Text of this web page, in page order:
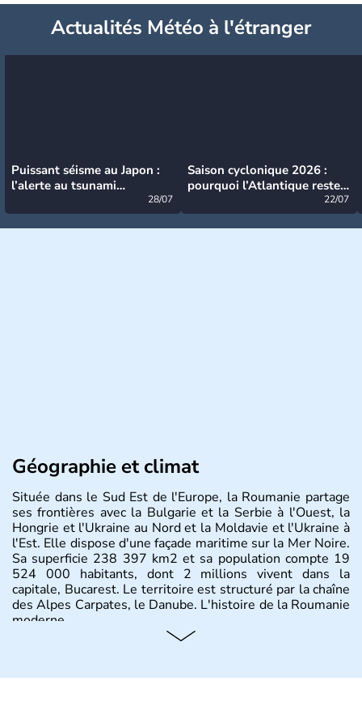
Actualités Météo à l'étranger
Puissant séisme au Japon :
l’alerte au tsunami
28/07
Saison cyclonique 2026 :
pourquoi l’Atlantique reste
22/07
Géographie et climat
Située dans le Sud Est de l'Europe, la Roumanie partage
ses frontières avec la Bulgarie et la Serbie à l'Ouest, la
Hongrie et l'Ukraine au Nord et la Moldavie et l'Ukraine à
l'Est. Elle dispose d'une façade maritime sur la Mer Noire.
Sa superficie 238 397 km2 et sa population compte 19
524 000 habitants, dont 2 millions vivent dans la
capitale, Bucarest. Le territoire est structuré par la chaîne
des Alpes Carpates, le Danube. L'histoire de la Roumanie
moderne.